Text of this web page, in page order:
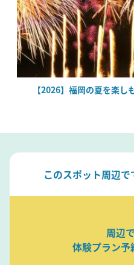
【2026】福岡の夏を楽
このスポット周辺
周辺
体験プラン予